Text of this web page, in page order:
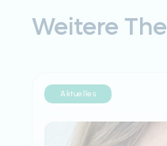
Weitere
Aktuelles